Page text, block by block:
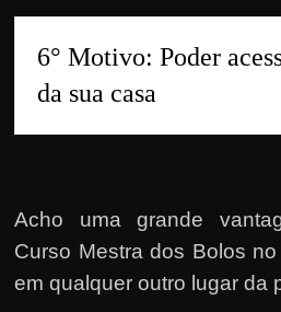
6° Motivo: Poder
da sua casa
Acho uma grande
Curso Mestra dos Bolos
em qualquer outro lugar da